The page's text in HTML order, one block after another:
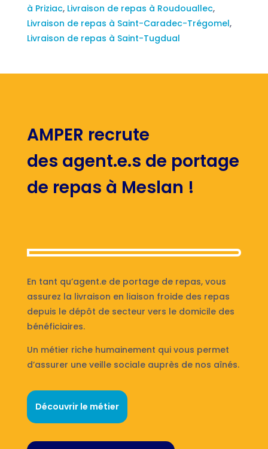
à Priziac, Livraison de repas à Roudouallec,
Livraison de repas à Saint-Caradec-Trégomel,
Livraison de repas à Saint-Tugdual
AMPER recrute
des agent.e.s de portage
de repas à Meslan !
En tant qu’agent.e de portage de repas, vous
assurez la livraison en liaison froide des repas
depuis le dépôt de secteur vers le domicile des
bénéficiaires.
Un métier riche humainement qui vous permet
d’assurer une veille sociale auprès de nos aînés.
Découvrir le métier